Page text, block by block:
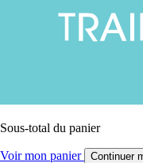
Sous-total du panier
Voir mon panier Continuer